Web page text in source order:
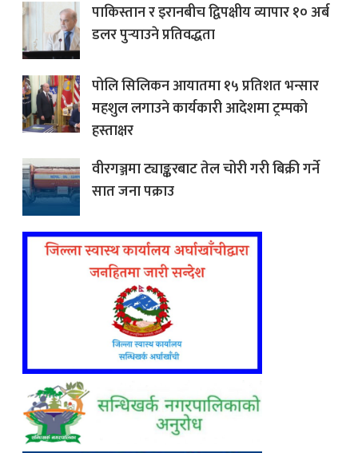
पाकिस्तान र इरानबीच द्विपक्षीय व्यापार १० अर्ब
डलर पुर्‍याउने प्रतिवद्धता
पोलि सिलिकन आयातमा १५ प्रतिशत भन्सार
महशुल लगाउने कार्यकारी आदेशमा ट्रम्पको
हस्ताक्षर
वीरगञ्जमा ट्याङ्करबाट तेल चोरी गरी बिक्री गर्ने
सात जना पक्राउ